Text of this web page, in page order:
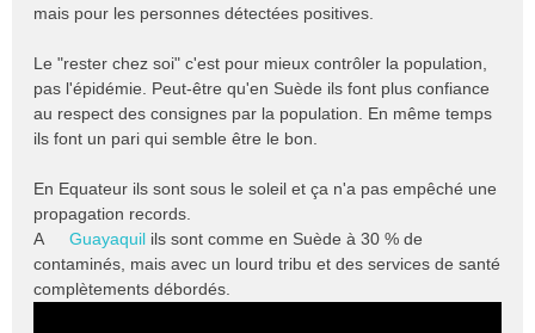
e
n
l
u
mais pour les personnes détectées positives.
Le "rester chez soi" c'est pour mieux contrôler la population,
pas l'épidémie. Peut-être qu'en Suède ils font plus confiance
au respect des consignes par la population. En même temps
ils font un pari qui semble être le bon.
En Equateur ils sont sous le soleil et ça n'a pas empêché une
propagation records.
A
Guayaquil ils sont comme en Suède à 30 % de
contaminés, mais avec un lourd tribu et des services de santé
complètements débordés.